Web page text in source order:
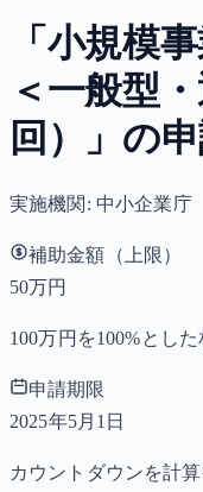
「小規模
＜一般型
回）」の
実施機関: 中小企業庁
補助金額（上限）
50万円
100万円を100%とし
申請期限
2025年5月1日
カウントダウンを計